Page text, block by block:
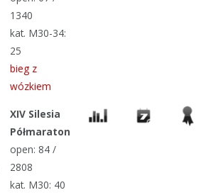
1340
kat. M30-34:
25
bieg z
wózkiem
XIV Silesia
Półmaraton
open: 84 /
2808
kat. M30: 40